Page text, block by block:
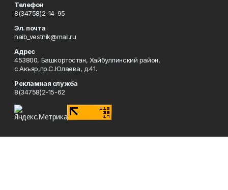
Телефон
8(34758)2-14-95
Эл. почта
haib_vestnik@mail.ru
Адрес
453800, Башкортостан, Хайбуллинский район,
с.Акъяр,пр.С.Юлаева, д.41.
Рекламная служба
8(34758)2-15-62